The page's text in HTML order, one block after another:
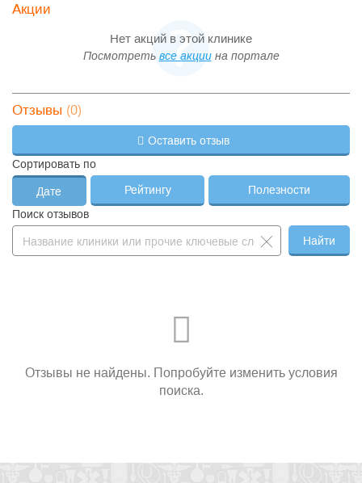
Акции
Нет акций в этой клинике
Посмотреть все акциина портале
Отзывы (0)
Оставить отзыв
Сортировать по
Дате Рейтингу
Полезности
Поиск отзывов
Найти
Отзывы не найдены. Попробуйте изменить условия
поиска.